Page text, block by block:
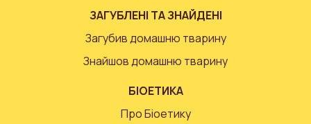
ЗАГУБЛЕНІ ТА ЗНАЙДЕНІ
Загубив домашню тварину
Знайшов домашню тварину
БІОЕТИКА
Про Біоетику